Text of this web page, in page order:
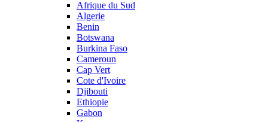
Afrique du Sud
Algerie
Benin
Botswana
Burkina Faso
Cameroun
Cap Vert
Cote d'Ivoire
Djibouti
Ethiopie
Gabon